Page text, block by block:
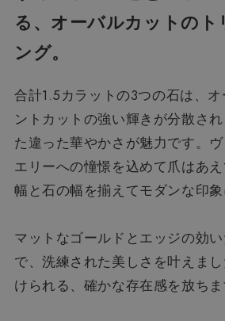
る、 オーバルカットのト
ング。
合計1.5カラットの3つの石は、
ントカットの強い輝きが分散さ
た違った華やかさが魅力です。
エリーへの憧憬を込めて爪はあ
幅と石の幅を揃えてモダンな印象
マットなゴールドとエッジの効
で、洗練された美しさを叶えま
けられる、確かな存在感を放ちま